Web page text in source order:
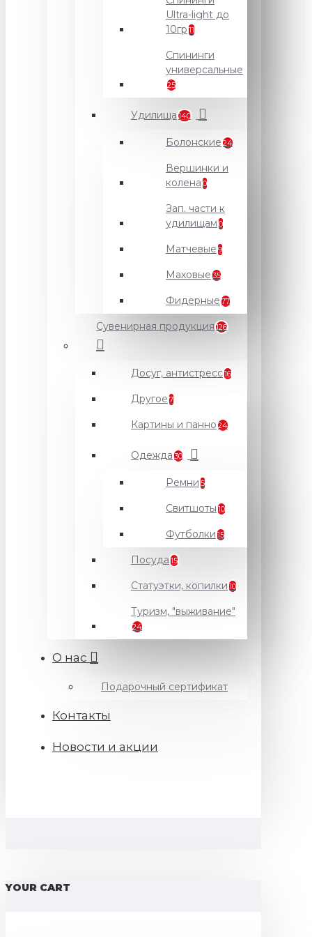
Ultra-light до
10гр 11
Спининги
универсальные
25
Удилища 140
Болонские 24
Вершинки и
колена 0
Зап. части к
удилищам 0
Матчевые 9
Маховые 35
Фидерные 77
Сувенирная продукция 126
Досуг, антистресс16
Другое 7
Картины и панно 24
Одежда 30
Ремни 5
Свитшоты 10
Футболки 15
Посуда 15
Статуэтки, копилки 10
Туризм, "выживание"
24
О нас
Подарочный сертификат
Контакты
Новости и акции
YOUR CART